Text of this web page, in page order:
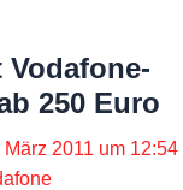
250 Euro
März 2011 um 12:54